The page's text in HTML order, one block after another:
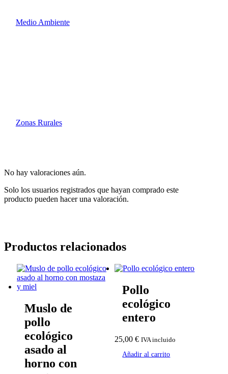
Medio Ambiente
Zonas Rurales
No hay valoraciones aún.
Solo los usuarios registrados que hayan comprado este
producto pueden hacer una valoración.
Productos relacionados
Muslo de
pollo
ecológico
asado al
horno con
Añadir al carrito
Pollo
ecológico
entero
25,00€ IVA incluido